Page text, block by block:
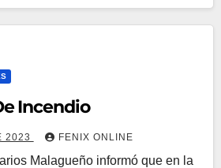
Incendio
2023 FENIX ONLINE
Malagueño informó que en la